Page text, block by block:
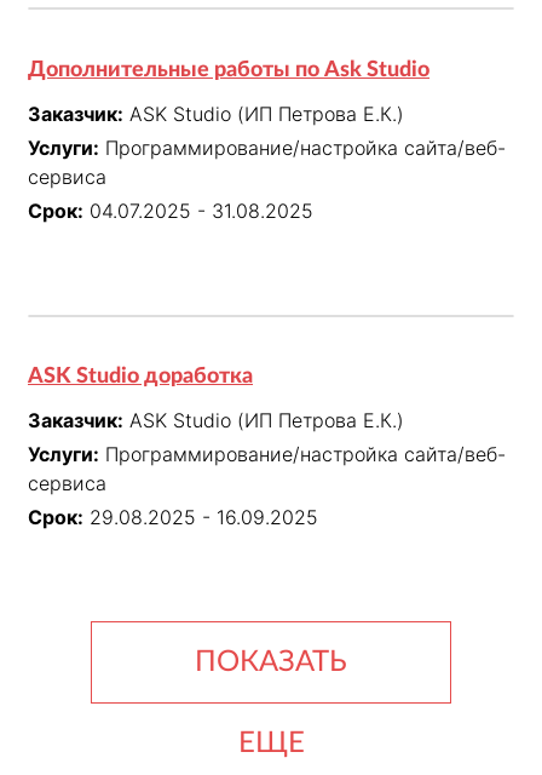
Дополнительные работы по Ask Studio
Заказчик: ASK Studio (ИП Петрова Е.К.)
Услуги: Программирование/настройка сайта/веб-
сервиса
Срок: 04.07.2025 - 31.08.2025
ASK Studio доработка
Заказчик: ASK Studio (ИП Петрова Е.К.)
Услуги: Программирование/настройка сайта/веб-
сервиса
Срок: 29.08.2025 - 16.09.2025
ПОКАЗАТЬ
ЕЩЕ